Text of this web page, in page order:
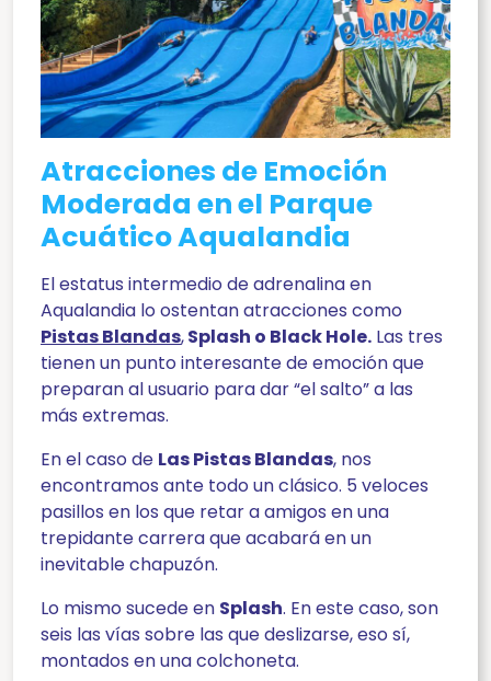
Atracciones de Emoción
Moderada en el Parque
Acuático Aqualandia
El estatus intermedio de adrenalina en
Aqualandia lo ostentan atracciones como
Pistas Blandas,Splash o Black Hole. Las tres
tienen un punto interesante de emoción que
preparan al usuario para dar “el salto” a las
más extremas.
En el caso de Las Pistas Blandas, nos
encontramos ante todo un clásico. 5 veloces
pasillos en los que retar a amigos en una
trepidante carrera que acabará en un
inevitable chapuzón.
Lo mismo sucede en Splash. En este caso, son
seis las vías sobre las que deslizarse, eso sí,
montados en una colchoneta.